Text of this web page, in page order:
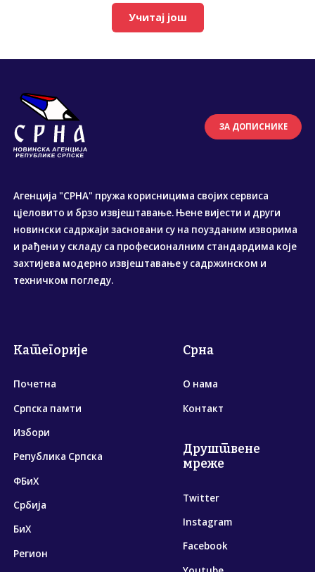
Учитај још
ЗА ДОПИСНИКЕ
Агенција "СРНА" пружа корисницима својих сервиса
цјеловито и брзо извјештавање. Њене вијести и други
новински садржаји засновани су на поузданим изворима
и рађени у складу са професионалним стандардима које
захтијева модерно извјештавање у садржинском и
техничком погледу.
Категорије
Почетна
Српска памти
Избори
Република Српска
ФБиХ
Србија
БиХ
Регион
Срна
О нама
Контакт
Друштвене
мреже
Twitter
Instagram
Facebook